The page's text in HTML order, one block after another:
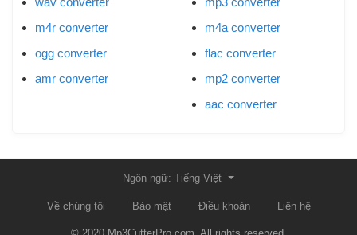
m4r converter
ogg converter
amr converter
m4a converter
flac converter
mp2 converter
aac converter
Ngôn ngữ: Tiếng Việt
Về chúng tôi Bảo mật Điều khoản Liên hệ